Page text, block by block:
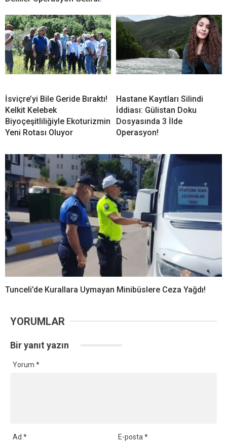
İsviçre’yi Bile Geride Bıraktı!
Kelkit Kelebek
Biyoçeşitliliğiyle Ekoturizmin
Yeni Rotası Oluyor
Hastane Kayıtları Silindi
İddiası: Gülistan Doku
Dosyasında 3 İlde
Operasyon!
Tunceli’de Kurallara Uymayan Minibüslere Ceza Yağdı!
YORUMLAR
Bir yanıt yazın
Yorum *
Ad * E-posta*